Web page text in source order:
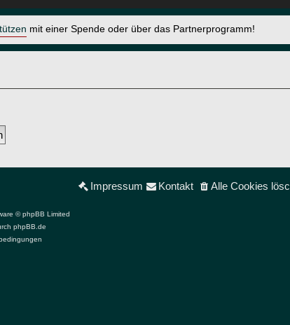
mit einer Spende oder über das Partnerprogramm!
Alle Cookies
Impressum Kontakt
© phpBB Limited
phpBB.de